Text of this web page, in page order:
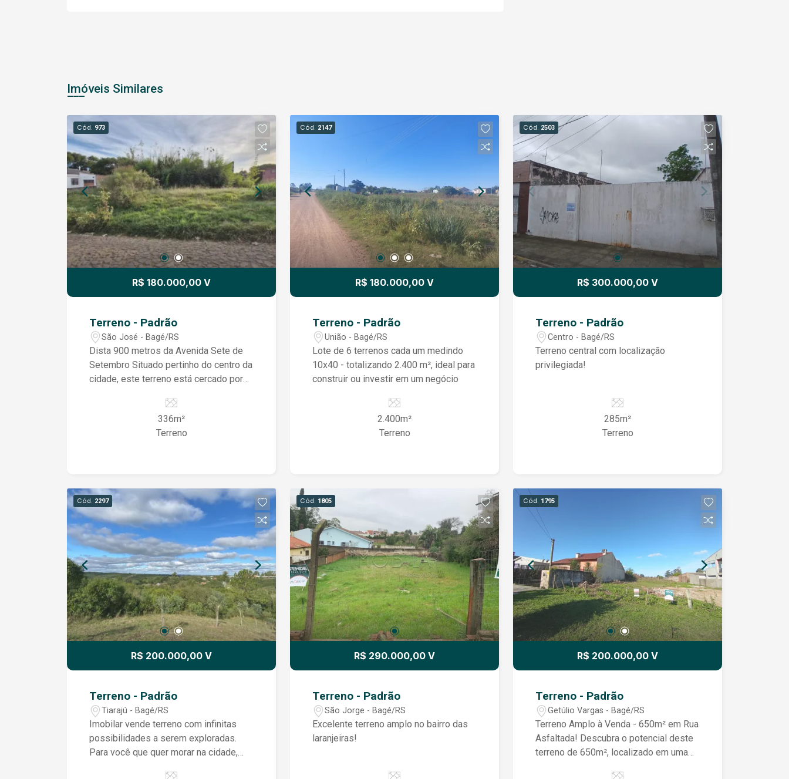
Imóveis Similares
Cód. 973
R$ 180.000,00 V
Terreno - Padrão
São José - Bagé/RS
Dista 900 metros da Avenida Sete de
Setembro Situado pertinho do centro da
cidade, este terreno está cercado por
fáceis a serviços essenciais. Com uma
localização central, é ideal para quem
busca conveniência e mobilidade.
residenciais e comerciais. Seja para
construir a casa dos seus sonhos, abrir
seu próprio negócio ou ambas as
opções, as possibilidades são infinitas
neste terreno multifuncional.
Investimento com Potencial: Como uma
propriedade central, este terreno
oferece um excelente potencial de
valorização, seja para uso pessoal ou
como investimento. Aproveite a
demanda contínua por espaços
centro, garantindo retornos sólidos para
de adquirir um terreno tão versátil e
estrategicamente localizado. Entre em
contato hoje mesmo para mais
informações e agende uma visita!
336m²
Terreno
Cód. 2147
R$ 180.000,00 V
Terreno - Padrão
União - Bagé/RS
Lote de 6 terrenos cada um medindo
10x40 - totalizando 2.400 m², ideal para
construir ou investir em um negócio
2.400m²
Terreno
Cód. 2503
R$ 300.000,00 V
Terreno - Padrão
Centro - Bagé/RS
Terreno central com localização
privilegiada!
285m²
Terreno
Cód. 2297
R$ 200.000,00 V
Terreno - Padrão
Tiarajú - Bagé/RS
Imobilar vende terreno com infinitas
possibilidades a serem exploradas.
Para você que quer morar na cidade,
Cód. 1805
R$ 290.000,00 V
Terreno - Padrão
São Jorge - Bagé/RS
Excelente terreno amplo no bairro das
laranjeiras!
Cód. 1795
R$ 200.000,00 V
Terreno - Padrão
Getúlio Vargas - Bagé/RS
Terreno Amplo à Venda - 650m² em Rua
Asfaltada! Descubra o potencial deste
terreno de 650m², localizado em uma